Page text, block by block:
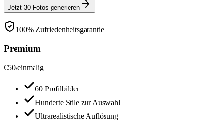
Jetzt 30 Fotos generieren
100% Zufriedenheitsgarantie
Premium
€50/einmalig
60 Profilbilder
Hunderte Stile zur Auswahl
Ultrarealistische Auflösung